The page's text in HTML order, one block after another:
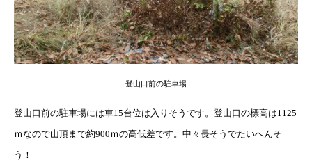
登山口前の駐車場
登山口前の駐車場には車15台位は入りそうです。登山口の標高は1125
ｍなので山頂まで約900ｍの高低差です。中々長そうでたいへんそ
う！